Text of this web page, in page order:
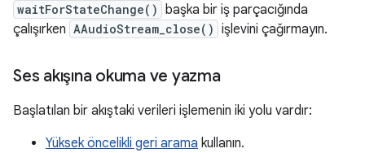
waitForStateChange() başka bir iş parçacığında
çalışırken AAudioStream_close() işlevini çağırmayın.
Ses akışına okuma ve yazma
Başlatılan bir akıştaki verileri işlemenin iki yolu vardır:
Yüksek öncelikli geri arama kullanın.